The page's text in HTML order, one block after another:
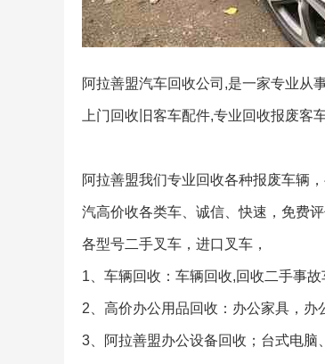
阿拉善盟汽车回收公司,是一家专业从
上门回收旧客车配件,专业回收报废客
阿拉善盟我们专业回收各种报废车辆
汽高价收各类车、诚信、快速，免费
各型号二手叉车，进口叉车，
1、车辆回收：车辆回收,回收二手事
2、高价办公用品回收：办公家具，
3、阿拉善盟办公设备回收；台式电